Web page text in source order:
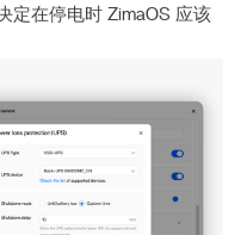
定在停电时 ZimaOS 应该